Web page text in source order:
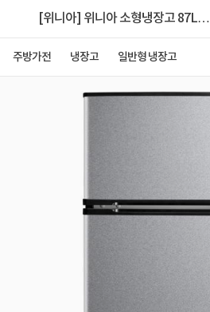
[위니아] 위니아 소형냉장고 87L
주방가전 냉장고 일반형 냉장고